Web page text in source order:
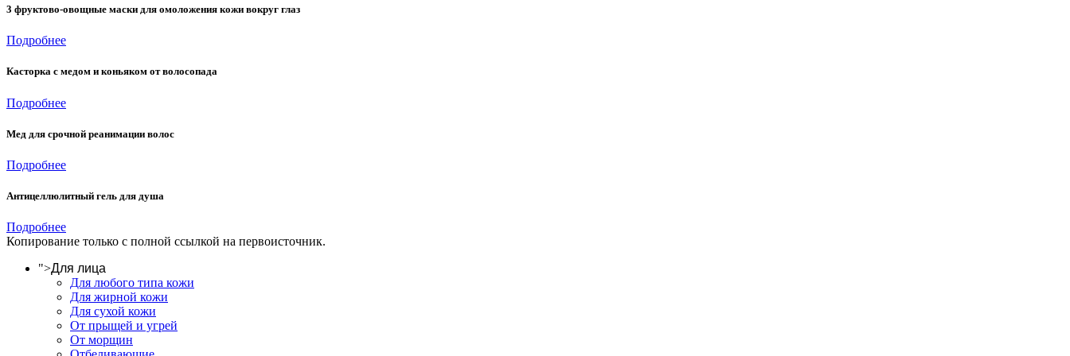
3 фруктово-овощные маски для омоложения кожи вокруг глаз
Подробнее
Касторка с медом и коньяком от волосопада
Подробнее
Мед для срочной реанимации волос
Подробнее
Антицеллюлитный гель для душа
Подробнее
Копирование только с полной ссылкой на первоисточник.
">Для лица
Для любого типа кожи
Для жирной кожи
Для сухой кожи
От прыщей и угрей
От морщин